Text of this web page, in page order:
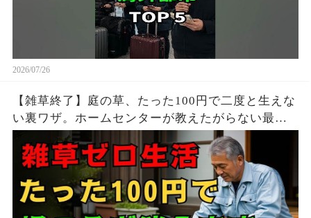
2026/07/26
【雑草終了】庭の草、たった100円で二度と生えな
い裏ワザ。ホームセンターが教えたがらない最強
の天然除草剤の作り方 | 雑草対策 | 安全な除草方法
| シニア 園芸